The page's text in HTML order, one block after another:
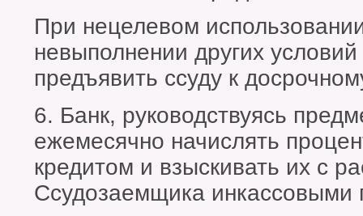
При нецелевом
невыполнении других
предъявить ссуду к
6. Банк, руководствуясь
ежемесячно начислять
кредитом и взыскивать их с
Ссудозаемщика инкассовыми